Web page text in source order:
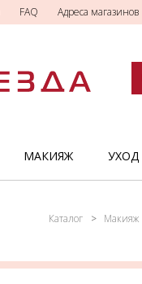
FAQ Адреса магазинов
МАКИЯЖ УХОД
Каталог Макияж